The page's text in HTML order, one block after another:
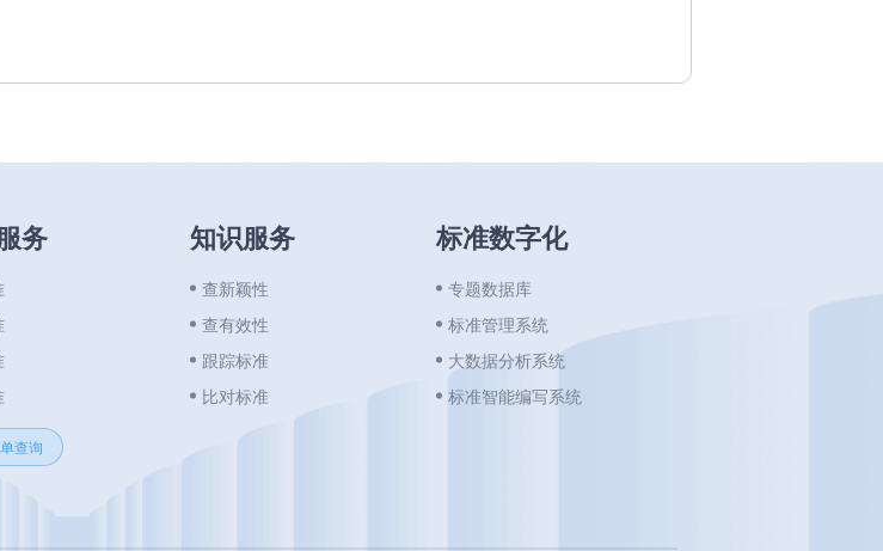
务
查询
知识服务
查新颖性
查有效性
跟踪标准
比对标准
标准数字化
专题数据库
标准管理系统
大数据分析系统
标准智能编写系统